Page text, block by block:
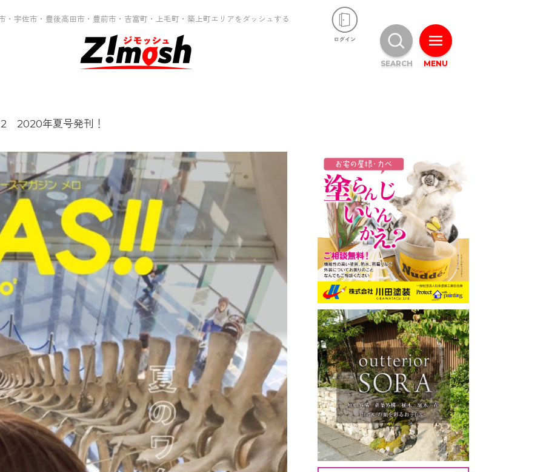
・宇佐市・豊後高田市・豊前市・吉富町・上毛町・築上町エリアをダッシュする
2020年夏号発刊！
MENU
SEARCH